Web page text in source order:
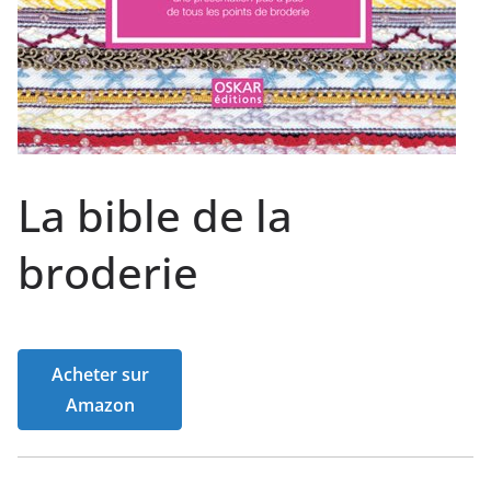
La bible de la
broderie
Acheter sur
Amazon